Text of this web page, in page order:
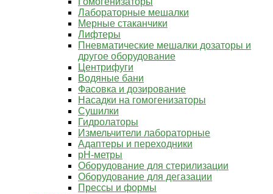
Лабораторные мешалки
Мерные стаканчики
Лифтеры
Пневматические мешалки дозаторы и
другое оборудование
Центрифуги
Водяные бани
Фасовка и дозирование
Насадки на гомогенизаторы
Сушилки
Гидролаторы
Измельчители лабораторные
Адаптеры и переходники
pH-метры
Оборудование для стерилизации
Оборудование для дегазации
Прессы и формы